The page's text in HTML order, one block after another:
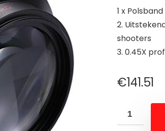
1 x
2.
shooters
3. 0.45X
€141.51